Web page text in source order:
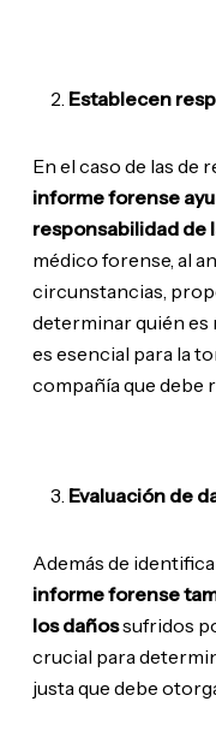
Establecen
En el caso de las de
informe forense
responsabilidad de
médico forense, al
circunstancias,
determinar quién es
es esencial para la
compañía que debe
Evaluación de
Además de
informe forense
los dañossufridos
crucial para
justa que debe